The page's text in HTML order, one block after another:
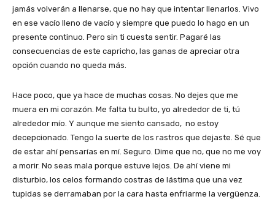
jamás volverán a llenarse, que no hay que intentar llenarlos. Vivo
en ese vacío lleno de vacío y siempre que puedo lo hago en un
presente continuo. Pero sin ti cuesta sentir. Pagaré las
consecuencias de este capricho, las ganas de apreciar otra
opción cuando no queda más.
Hace poco, que ya hace de muchas cosas. No dejes que me
muera en mi corazón. Me falta tu bulto, yo alrededor de ti, tú
alrededor mío. Y aunque me siento cansado, no estoy
decepcionado. Tengo la suerte de los rastros que dejaste. Sé que
de estar ahí pensarías en mí. Seguro. Dime que no, que no me voy
a morir. No seas mala porque estuve lejos. De ahí viene mi
disturbio, los celos formando costras de lástima que una vez
tupidas se derramaban por la cara hasta enfriarme la vergüenza.